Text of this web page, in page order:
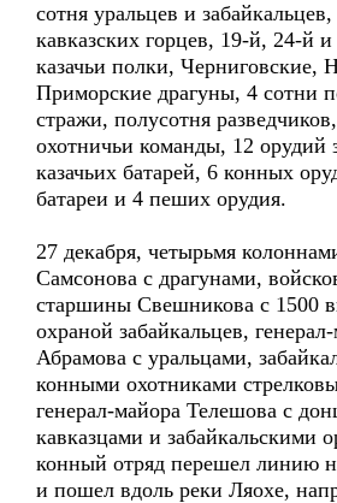
сотня уральцев и забайкальцев,
кавказских горцев, 19-й, 24-й
казачьи полки, Черниговские,
Приморские драгуны, 4 сотни
стражи, полусотня
охотничьи команды, 12 орудий
казачьих батарей, 6 конных
батареи и 4 пеших орудия.
27 декабря, четырьмя
Самсонова с драгунами,
старшины Свешникова с 1500
охраной забайкальцев,
Абрамова с уральцами,
конными охотниками
генерал-майора Телешова с
кавказцами и забайкальскими
конный отряд перешел линию
и пошел вдоль реки Ляохе,